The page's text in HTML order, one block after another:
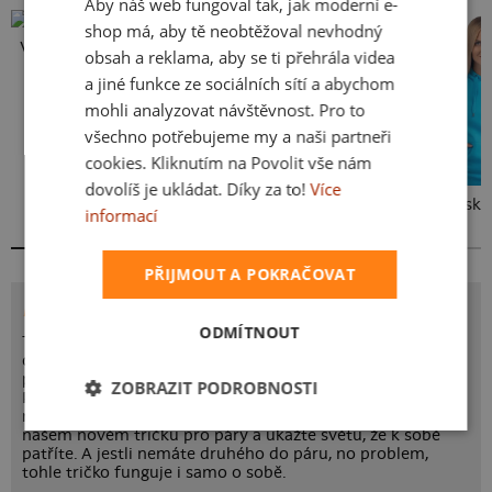
Vlastní potisk
Kakat-du Bez potisku
POTISK SPALUJÍCÍ TOUHA
Také už vás někdy spalovala taková touha, která
dosahovala nejvyšších příček Scovilleho stupnice
pálivosti? Nebo prostě jenom máte rádi pálivé pokrmy?
Pak si tenhle potisk zamilujete! Každý už byl přeci do
někoho žhavej a každý už se také jistě spálil. Nažhavte se v
našem novém tričku pro páry a ukažte světu, že k sobě
patříte. A jestli nemáte druhého do páru, no problem,
tohle tričko funguje i samo o sobě.
SLOVAK
Aby náš web fungoval tak, jak moderní e-
shop má, aby tě neobtěžoval nevhodný
obsah a reklama, aby se ti přehrála videa
a jiné funkce ze sociálních sítí a abychom
mohli analyzovat návštěvnost. Pro to
všechno potřebujeme my a naši partneři
cookies. Kliknutím na Povolit vše nám
dovolíš je ukládat. Díky za to! Více
informací
PŘIJMOUT A POKRAČOVAT
ODMÍTNOUT
ZOBRAZIT PODROBNOSTI